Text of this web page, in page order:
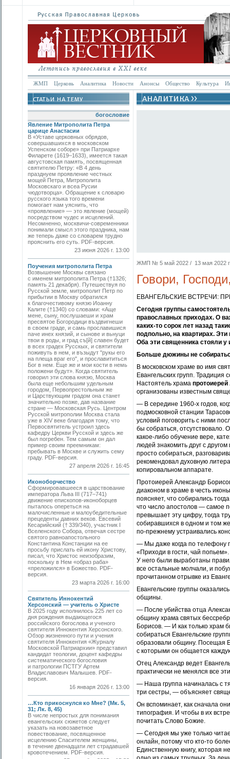
ЖМП Церковь Аналитика Новости Анонсы Общество Культура
богословие
Явление Митрополита Петра
царице Анастасии
В «Уставе церковных обрядов,
совершавшихся в московском
Успенском соборе» при Патриархе
Филарете (1619–1633), имеется такая
августовская память, посвященная
святителю Петру: «В 4 день
празднуем проявление честных
мощей Петра, Митрополита
Московскаго и всеа Русии
чюдотворца». Обращение к словарю
русского языка того времени
помогает нам уяснить, что
«проявление» — это явление (мощей)
посредством чудес и исцелений.
Несомненно, москвичи-современники
понимали смысл этого праздника, нам
же теперь даже со словарем трудно
прояснить его суть. PDF-версия.
23 июня 2026 г. 13:00
Поучения митрополита Петра
Возвышение Москвы связано
с именем митрополита Петра (†1326;
память 21 декабря). Путешествуя по
Русской земле, митрополит Петр по
прибытии в Москву обратился
к благочестивому князю Иоанну
Калите (†1340) со словами: «Аще
мене, сыну, послушаеши и храм
пресвятое Богородици въздвигнеши
в своем граде, и самь прославишися
паче инех князий, и сынове и вьнуци
твои в роды, и град съ[й] славен будет
в всех градех Русскых, и святители
поживуть в нем, и възыдут "рукы его
на плеща враг его", и прославититься
Бог в нем. Еще же и мои кости в немь
положени будут». Когда святитель
говорил эти слова князю, Москва
была еще небольшим удельным
городом, Первопрестольным же
и Царствующим градом она станет
значительно позже, дав название
стране — Московская Русь. Центром
Русской митрополии Москва стала
уже в XIV веке благодаря тому, что
Первосвятитель устроил здесь
кафедру Церкви Русской и здесь же
был погребен. Тем самым он дал
пример своим преемникам:
пребывать в Москве и служить сему
граду. PDF-версия.
27 апреля 2026 г. 16:45
Иконоборчество
Сформировавшееся в царствование
императора Льва III (717–741)
движение епископов-иконоборцев
пыталось опереться на
малочисленные и малоубедительные
прецеденты давних веков. Евсевий
Кесарийский († 339/340), участник I
Вселенского Собора, отвечая сестре
святого равноапостольного
Константина Констанции на ее
просьбу прислать ей икону Христову,
писал, что Христос неизобразим,
поскольку в Нем «образ раба»
«преложился» в Божество. РDF-
версия.
23 марта 2026 г. 16:00
Святитель Иннокентий
Херсонский — учитель о Христе
В 2025 году исполнилось 225 лет со
дня рождения выдающегося
российского богослова и ученого
святителя Иннокентия Херсонского.
Обзор жизненного пути и учения
святителя Иннокентия «Журналу
Московской Патриархии» представил
кандидат теологии, доцент кафедры
систематического богословия
и патрологии ПСТГУ Артем
Владиславович Малышев. PDF-
версия.
16 января 2026 г. 13:00
…Кто прикоснулся ко Мне? (Мк. 5,
31; Лк. 8, 45)
В числе непростых для понимания
евангельских сюжетов следует
указать на новозаветное
повествование, посвященное
исцелению Спасителем женщины,
в течение двенадцати лет страдавшей
кровотечением. PDF-версия.
ЖМП № 5 май 2022 / 13 мая 2022
Говори,
ЕВАНГЕЛЬСКИЕ ВСТРЕЧИ:
Сегодня группы
православных приходах. О
каких-то сорок лет назад
подпольно, на квартирах.
Оба эти священника стояли у
Больше дюжины не
В московском храме во имя
Евангельских групп.
Настоятель храма
организованы известным
— В середине 1960-х годов,
подмосковной станции
условий поговорить с ними
бы собраться,
какое-либо обучение вере,
людей знакомить друг с
просто собираться,
рекомендовал духовную
копировальном аппарате.
Протоиерей Александр
диаконом в храме в честь
поясняет, что собирались
что число апостолов — самое
превышает эту цифру, тогда
собиравшихся в одном и том
по-прежнему устраивались
— Мы даже когда по телефону
«Приходи в гости, чай
У него были выработаны
все остальные молчали, и
прочитанном отрывке из
Евангельские группы
общины.
— После убийства отца
общину храма святых
Борисов. — И как только храм
собираться Евангельские
образовали общину. Посещая
с которыми он общается
Отец Александр ведет
практически не менялся все
— Наша группа начиналась с
три сестры, — объясняет
Он вспоминает, как сначала
типография. И чтобы в их
почитать Слово Божие.
— Сегодня мы уже только
онлайн, потому что кто-то
Единственную книгу, которая